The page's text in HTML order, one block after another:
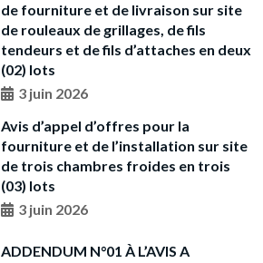
de fourniture et de livraison sur site
de rouleaux de grillages, de fils
tendeurs et de fils d’attaches en deux
(02) lots
3 juin 2026
Avis d’appel d’offres pour la
fourniture et de l’installation sur site
de trois chambres froides en trois
(03) lots
3 juin 2026
ADDENDUM N°01 À L’AVIS A